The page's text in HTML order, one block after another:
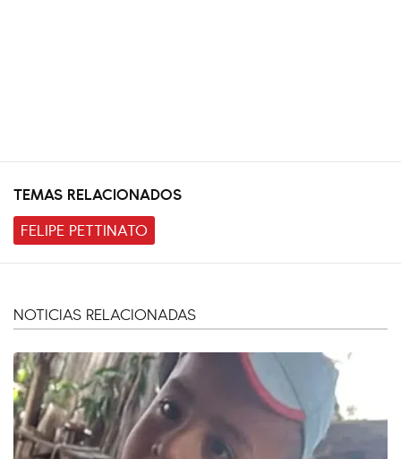
TEMAS RELACIONADOS
FELIPE PETTINATO
NOTICIAS RELACIONADAS